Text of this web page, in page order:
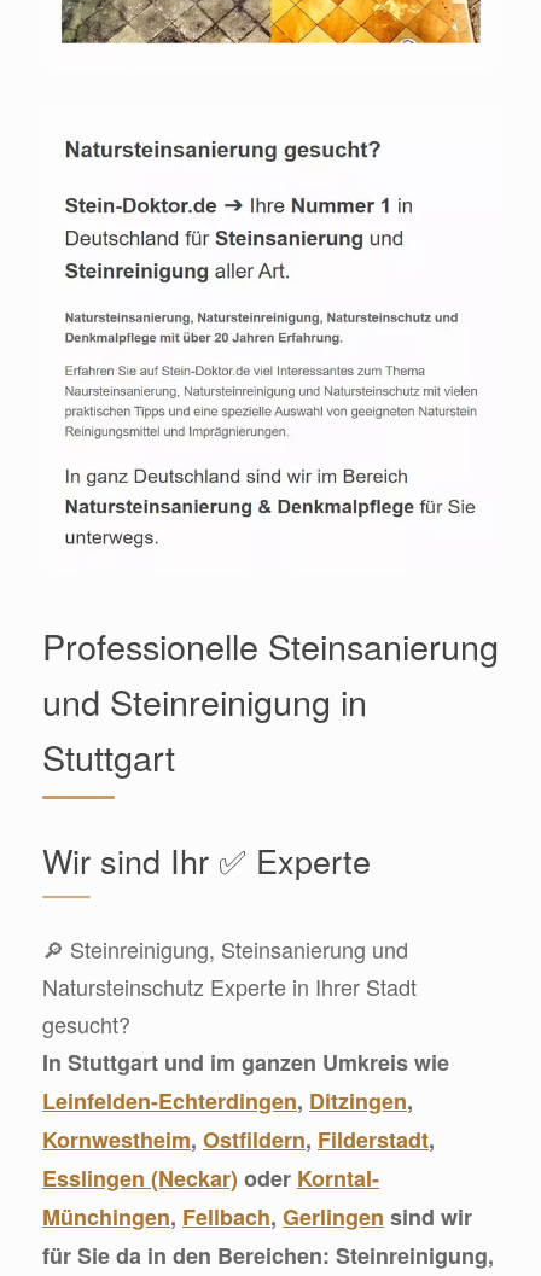
Professionelle Steinsanierung
und Steinreinigung in
Stuttgart
Wir sind Ihr ✅ Experte
🔎 Steinreinigung, Steinsanierung und
Natursteinschutz Experte in Ihrer Stadt
gesucht?
In Stuttgart und im ganzen Umkreis wie
Leinfelden-Echterdingen, Ditzingen,
Kornwestheim, Ostfildern, Filderstadt,
Esslingen (Neckar) oder Korntal-
Münchingen, Fellbach, Gerlingen sind wir
für Sie da in den Bereichen: Steinreinigung,